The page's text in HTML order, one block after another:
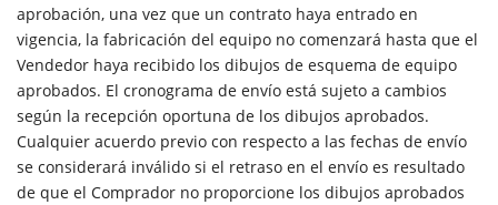
aprobación, una vez que un contrato haya entrado en
vigencia, la fabricación del equipo no comenzará hasta que el
Vendedor haya recibido los dibujos de esquema de equipo
aprobados. El cronograma de envío está sujeto a cambios
según la recepción oportuna de los dibujos aprobados.
Cualquier acuerdo previo con respecto a las fechas de envío
se considerará inválido si el retraso en el envío es resultado
de que el Comprador no proporcione los dibujos aprobados